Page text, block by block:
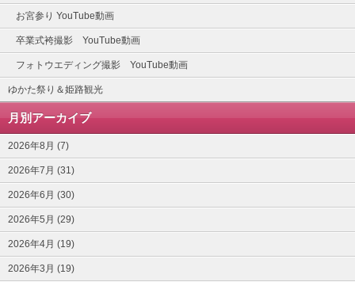
お宮参り YouTube動画
卒業式袴撮影 YouTube動画
フォトウエディング撮影 YouTube動画
ゆかた祭り＆姫路観光
月別アーカイブ
2026年8月 (7)
2026年7月 (31)
2026年6月 (30)
2026年5月 (29)
2026年4月 (19)
2026年3月 (19)